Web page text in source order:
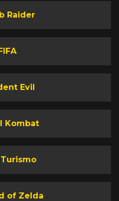
Raider
Evil
Kombat
Turismo
of Zelda